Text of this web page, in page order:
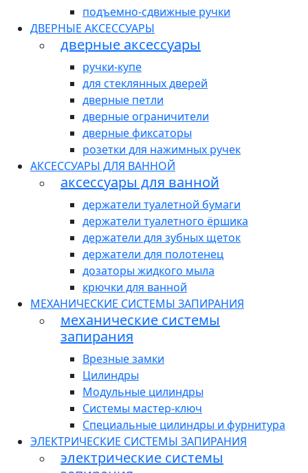
подъемно-сдвижные ручки
ДВЕРНЫЕ АКСЕССУАРЫ
дверные аксессуары
ручки-купе
для стеклянных дверей
дверные петли
дверные ограничители
дверные фиксаторы
розетки для нажимных ручек
АКСЕССУАРЫ ДЛЯ ВАННОЙ
аксессуары для ванной
держатели туалетной бумаги
держатели туалетного ёршика
держатели для зубных щеток
держатели для полотенец
дозаторы жидкого мыла
крючки для ванной
МЕХАНИЧЕСКИЕ СИСТЕМЫ ЗАПИРАНИЯ
механические системы
запирания
Врезные замки
Цилиндры
Модульные цилиндры
Системы мастер-ключ
Специальные цилиндры и фурнитура
ЭЛЕКТРИЧЕСКИЕ СИСТЕМЫ ЗАПИРАНИЯ
электрические системы